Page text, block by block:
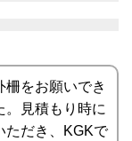
柵をお願いでき
。見積もり時に
ただき、KGKで